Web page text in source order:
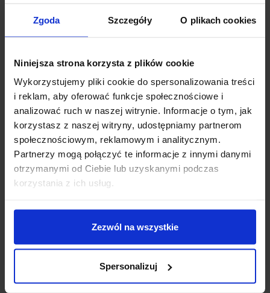
Zgoda Szczegóły O plikach cookies
Niniejsza strona korzysta z plików cookie
Wykorzystujemy pliki cookie do spersonalizowania treści
i reklam, aby oferować funkcje społecznościowe i
analizować ruch w naszej witrynie. Informacje o tym, jak
korzystasz z naszej witryny, udostępniamy partnerom
społecznościowym, reklamowym i analitycznym.
Partnerzy mogą połączyć te informacje z innymi danymi
otrzymanymi od Ciebie lub uzyskanymi podczas
korzystania z ich usług.
Zezwól na wszystkie
Spersonalizuj
Wymiary zewnętrzne:80 x 36 mm
PRZYDATNE LINKI:
Opis obsługi wyświetlacza LCD na moim blogu
Rysunek
Przykładowy kod na STM32
Przykładowy kod na Arduino